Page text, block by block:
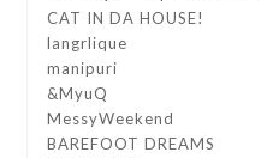
CAT IN DA HOUSE!
langrlique
manipuri
&MyuQ
MessyWeekend
BAREFOOT DREAMS